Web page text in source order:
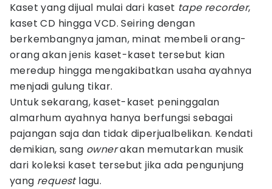
Kaset yang dijual mulai dari kaset tape recorder,
kaset CD hingga VCD. Seiring dengan
berkembangnya jaman, minat membeli orang-
orang akan jenis kaset-kaset tersebut kian
meredup hingga mengakibatkan usaha ayahnya
menjadi gulung tikar.
Untuk sekarang, kaset-kaset peninggalan
almarhum ayahnya hanya berfungsi sebagai
pajangan saja dan tidak diperjualbelikan. Kendati
demikian, sang ownerakan memutarkan musik
dari koleksi kaset tersebut jika ada pengunjung
yang requestlagu.